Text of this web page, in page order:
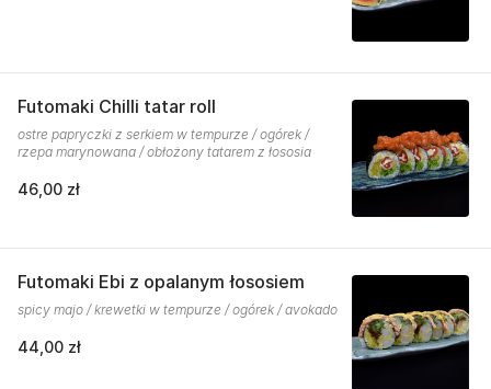
Futomaki Chilli tatar roll
ostre papryczki z serkiem w tempurze / ogórek /
rzepa marynowana / obłożony tatarem z łososia
46,00 zł
Futomaki Ebi z opalanym łososiem
spicy majo / krewetki w tempurze / ogórek / avokado
44,00 zł